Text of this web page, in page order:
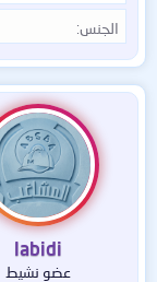
الجنس
labidi
عضو نشيط